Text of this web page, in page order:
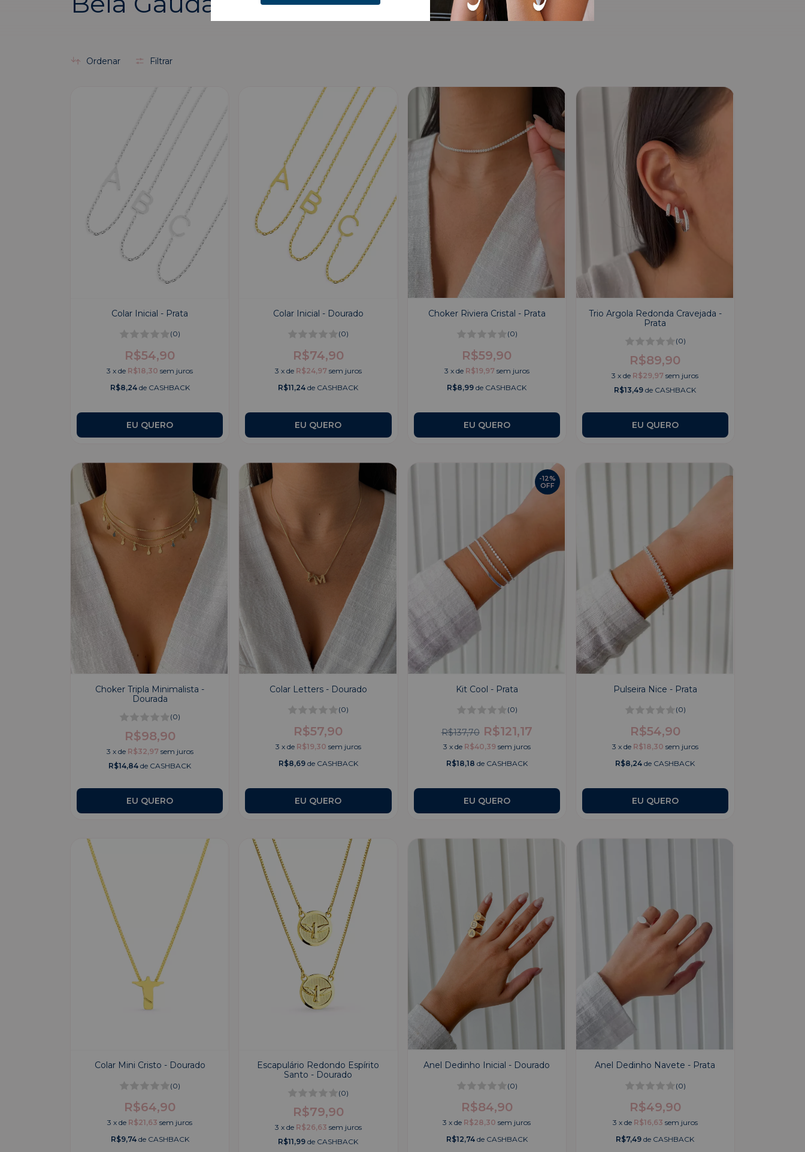
Ordenar Filtrar
Colar Inicial - Prata
(0)
R$54,90
3 xde R$18,30 sem juros
R$8,24de CASHBACK
EU QUERO
Colar Inicial - Dourado
(0)
R$74,90
3 x de R$24,97 sem juros
R$11,24 de CASHBACK
EU QUERO
Choker Riviera Cristal - Prata
(0)
R$59,90
3 x de R$19,97 sem juros
R$8,99 de CASHBACK
Trio Argola Redonda Cravejada -
Prata
(0)
R$89,90
3 xde R$29,97 sem juros
R$13,49 de CASHBACK
Choker Tripla Minimalista -
Dourada
(0)
R$98,90
3 x de R$32,97 sem juros
R$14,84 de CASHBACK
Colar Letters - Dourado
(0)
R$57,90
3 x de R$19,30 sem juros
R$8,69de CASHBACK
EU QUERO
Kit Cool - Prata
(0)
R$137,70R$121,17
-12%
OFF
3 x de R$40,39 sem juros
R$18,18 de CASHBACK
EU QUERO
Pulseira Nice - Prata
(0)
R$54,90
3 x de R$18,30 sem juros
R$8,24 de CASHBACK
Colar Mini Cristo - Dourado
(0)
R$64,90
3 xde R$21,63 sem juros
R$9,74de CASHBACK
Escapulário Redondo Espírito
Santo - Dourado
(0)
R$79,90
3 x de R$26,63 sem juros
R$11,99 de CASHBACK
Anel Dedinho Inicial - Dourado
(0)
R$84,90
3 xde R$28,30 sem juros
R$12,74de CASHBACK
Anel Dedinho Navete - Prata
(0)
R$49,90
3 x de R$16,63 sem juros
R$7,49 de CASHBACK